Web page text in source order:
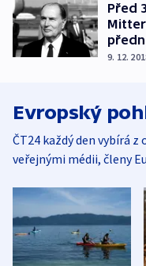
Před
9. 12.
Evropský
ČT24 každý den vybírá
veřejnými médii, členy